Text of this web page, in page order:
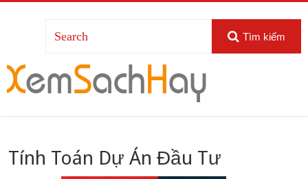
Tìm kiếm
Tính Toán Dự Án Đầu Tư